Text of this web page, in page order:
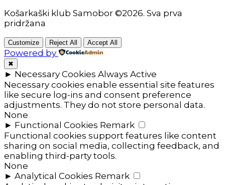
Košarkaški klub Samobor ©2026. Sva prva
pridržana
Customize Reject All Accept All
Powered by
✖
► Necessary Cookies Always Active
Necessary cookies enable essential site features
like secure log-ins and consent preference
adjustments. They do not store personal data.
None
► Functional Cookies Remark
Functional cookies support features like content
sharing on social media, collecting feedback, and
enabling third-party tools.
None
► Analytical Cookies Remark